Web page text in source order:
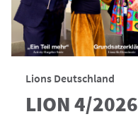
Lions Deutschland
LION 4/2026